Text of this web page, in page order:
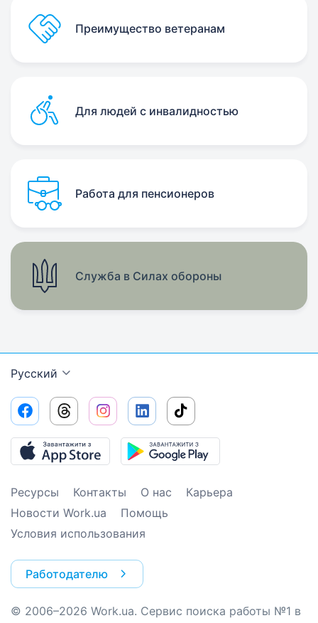
Преимущество ветеранам
Для людей с инвалидностью
Работа для пенсионеров
Служба в Силах обороны
Русский
Ресурсы Контакты О нас
Карьера
Новости Work.ua
Помощь
Условия использования
Работодателю
© 2006–2026 Work.ua. Сервис поиска работы №1 в